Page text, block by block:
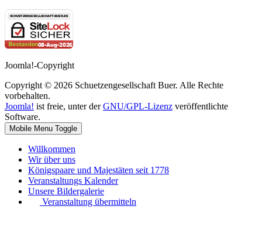
Joomla!-Copyright
Copyright © 2026 Schuetzengesellschaft Buer. Alle Rechte
vorbehalten.
Joomla! ist freie, unter derGNU/GPL-Lizenz veröffentlichte
Software.
Mobile Menu Toggle
Willkommen
Wir über uns
Königspaare und Majestäten seit 1778
Veranstaltungs Kalender
Unsere Bildergalerie
Veranstaltung übermitteln